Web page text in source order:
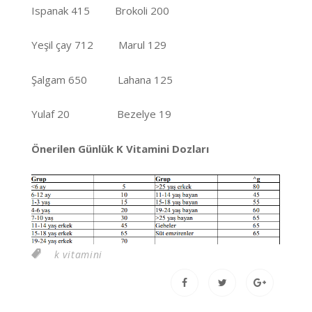
Ispanak 415 Brokoli 200
Yeşil çay 712 Marul 129
Şalgam 650 Lahana 125
Yulaf 20 Bezelye 19
Önerilen Günlük K Vitamini Dozları
k vitamini